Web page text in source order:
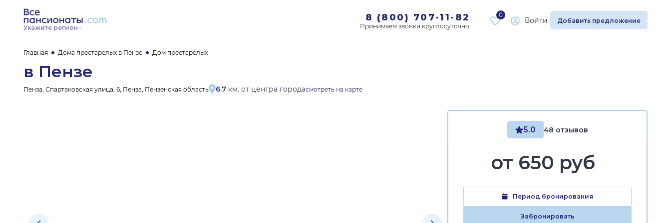
Укажите регион
8 (800) 707-11-82 0
Войти Добавить предложение
Главная Дома престарелых в Пензе Дом престарелых
в Пензе
Пенза, Спартаковская улица, 6, Пенза, Пензенская область 6.7 км. от центра городасмотреть на карте
5.0 48 отзывов
от 650 руб
Период бронирования
Забронировать